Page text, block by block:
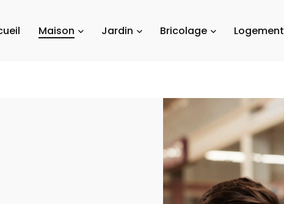
Maison Jardin Bricolage Logement